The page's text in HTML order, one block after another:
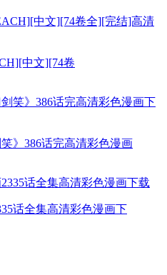
中文][74卷
》386话完高清彩色漫画
话全集高清彩色漫画下